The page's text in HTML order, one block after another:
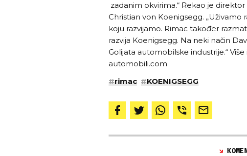
zadanim okvirima.“ Rekao je
Christian von Koenigsegg.
koju razvijamo. Rimac također
razvija Koenigsegg. Na neki način
Golijata automobilske industrije.“
automobili.com
#rimac #KOENIGSEGG